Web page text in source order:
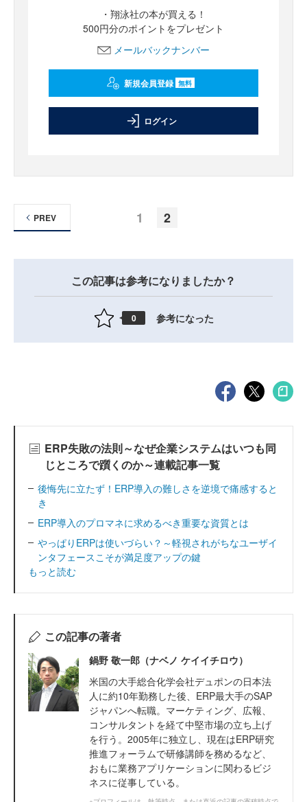
・翔泳社の本が買える！
500円分のポイントをプレゼント
メールバックナンバー
新規会員登録 無料
ログイン
1 2
PREV
この記事は参考になりましたか？
0 参考になった
ERP失敗の法則～なぜ企業システムはいつも同
じところで躓くのか～連載記事一覧
後悔先に立たず！ERP導入の難しさを逆境で痛感すると
き
ERP導入のプロマネに求めるべき重要な資質とは
やっぱりERPは使いづらい？～軽視されがちなユーザイ
ンタフェースこそが満足度アップの鍵
もっと読む
この記事の著者
鍋野 敬一郎（ナベノ ケイイチロウ）
米国の大手総合化学会社デュポンの日本法
人に約10年勤務した後、ERP最大手のSAP
ジャパンへ転職。マーケティング、広報、
コンサルタントを経て中堅市場の立ち上げ
を行う。2005年に独立し、現在はERP研究
推進フォーラムで研修講師を務めるなど、
おもに業務アプリケーションに関わるビジ
ネスに従事している。